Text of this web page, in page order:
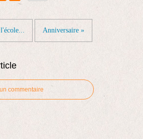
Anniversaire »
commentaire